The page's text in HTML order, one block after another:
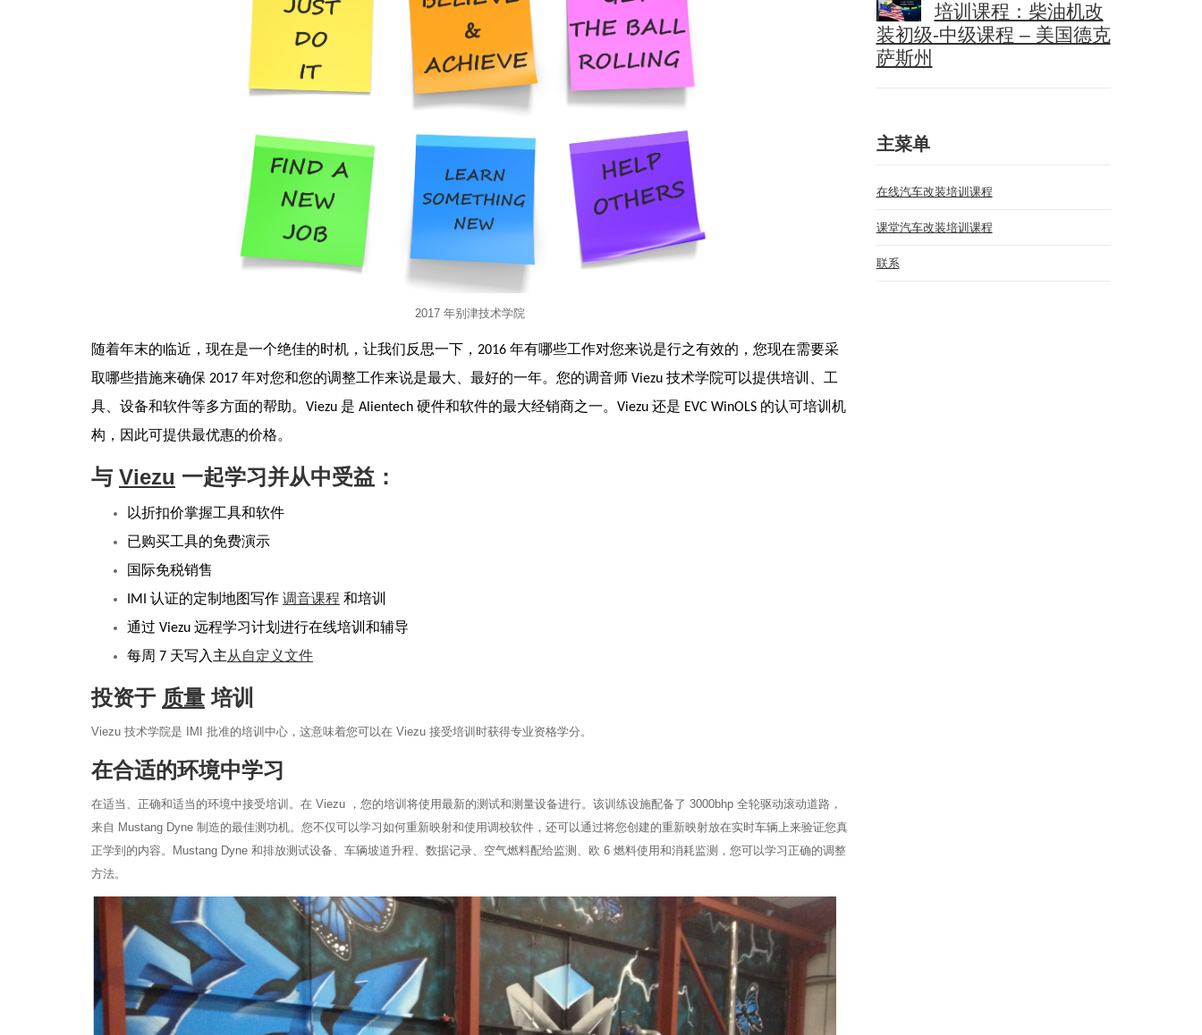
2017 年别津技术学院
随着年末的临近，现在是一个绝佳的时机，让我们反思一下，2016 年有哪些工作对您来说是行之有效的，您现在需要采
取哪些措施来确保 2017 年对您和您的调整工作来说是最大、最好的一年。您的调音师 Viezu 技术学院可以提供培训、工
具、设备和软件等多方面的帮助。Viezu 是 Alientech 硬件和软件的最大经销商之一。Viezu 还是 EVC WinOLS 的认可培训机
构，因此可提供最优惠的价格。
与 Viezu 一起学习并从中受益：
以折扣价掌握工具和软件
已购买工具的免费演示
国际免税销售
IMI 认证的定制地图写作 调音课程 和培训
通过 Viezu 远程学习计划进行在线培训和辅导
每周 7 天写入主从自定义文件
投资于 质量 培训
Viezu 技术学院是 IMI 批准的培训中心，这意味着您可以在 Viezu 接受培训时获得专业资格学分。
在合适的环境中学习
在适当、正确和适当的环境中接受培训。在 Viezu ，您的培训将使用最新的测试和测量设备进行。该训练设施配备了 3000bhp 全轮驱动滚动道路，
来自 Mustang Dyne 制造的最佳测功机。您不仅可以学习如何重新映射和使用调校软件，还可以通过将您创建的重新映射放在实时车辆上来验证您真
正学到的内容。Mustang Dyne 和排放测试设备、车辆坡道升程、数据记录、空气燃料配给监测、欧 6 燃料使用和消耗监测，您可以学习正确的调整
方法。
培训课程：柴油机改
装初级-中级课程 – 美国德克
萨斯州
主菜单
在线汽车改装培训课程
课堂汽车改装培训课程
联系